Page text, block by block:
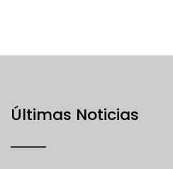
Últimas Noticias